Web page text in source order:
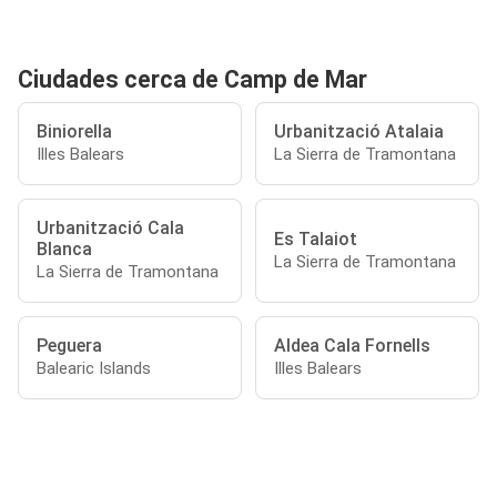
Ciudades cerca de Camp de Mar
Biniorella
Illes Balears
Urbanització Atalaia
La Sierra de Tramontana
Urbanització Cala
Blanca
La Sierra de Tramontana
Es Talaiot
La Sierra de Tramontana
Peguera
Balearic Islands
Aldea Cala Fornells
Illes Balears